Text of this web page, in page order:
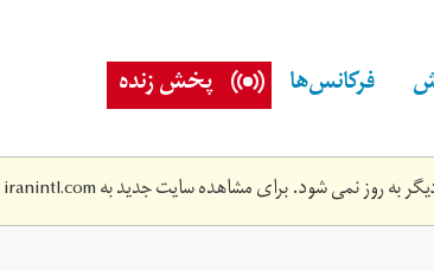
فرکانس‌ها پخش زنده
به روز نمی شود. برای مشاهده سایت جدید بهiranintl.com